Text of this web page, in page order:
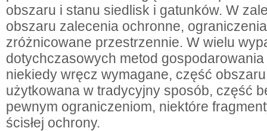
obszaru i stanu siedlisk i gatunków. W
obszaru zalecenia ochronne,
zróżnicowane przestrzennie. W wielu
dotychczasowych metod
niekiedy wręcz wymagane, część
użytkowana w tradycyjny sposób, część
pewnym ograniczeniom, niektóre
ścisłej ochrony.